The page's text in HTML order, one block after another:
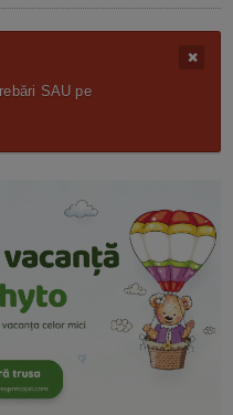
SAU pe